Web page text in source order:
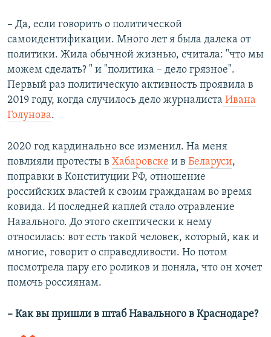
– Да, если говорить о политической
самоидентификации. Много лет я была далека от
политики. Жила обычной жизнью, считала: "что мы
можем сделать? " и "политика – дело грязное".
Первый раз политическую активность проявила в
2019 году, когда случилось дело журналиста Ивана
Голунова.
2020 год кардинально все изменил. На меня
повлияли протесты в Хабаровске и в Беларуси,
поправки в Конституции РФ, отношение
российских властей к своим гражданам во время
ковида. И последней каплей стало отравление
Навального. До этого скептически к нему
относилась: вот есть такой человек, который, как и
многие, говорит о справедливости. Но потом
посмотрела пару его роликов и поняла, что он хочет
помочь россиянам.
– Как вы пришли в штаб Навального в Краснодаре?